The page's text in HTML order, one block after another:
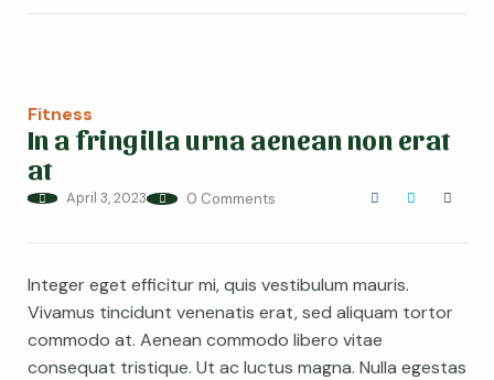
Fitness
In a fringilla urna aenean non erat
at
April 3, 2023 0 Comments
Integer eget efficitur mi, quis vestibulum mauris.
Vivamus tincidunt venenatis erat, sed aliquam tortor
commodo at. Aenean commodo libero vitae
consequat tristique. Ut ac luctus magna. Nulla egestas